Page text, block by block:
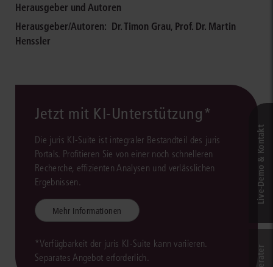
Herausgeber und Autoren
Herausgeber/Autoren: Dr. Timon Grau, Prof. Dr. Martin
Henssler
Jetzt mit KI-Unterstützung*
Die juris KI-Suite ist integraler Bestandteil des juris
Portals. Profitieren Sie von einer noch schnelleren
Recherche, effizienten Analysen und verlässlichen
Ergebnissen.
Mehr Informationen
*Verfügbarkeit der juris KI-Suite kann variieren.
Separates Angebot erforderlich.
Live‑Demo & Kontakt